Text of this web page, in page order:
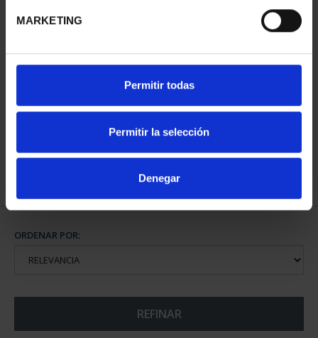
MARKETING
Permitir todas
Permitir la selección
Denegar
CIUDADES PATRIMONIO
73,00 €
SUSCRIPCIÓN CIUDADES
PATRIMONIO DE LA
HU...
1.095,00 €
registrados
ORDENAR POR:
REFINAR